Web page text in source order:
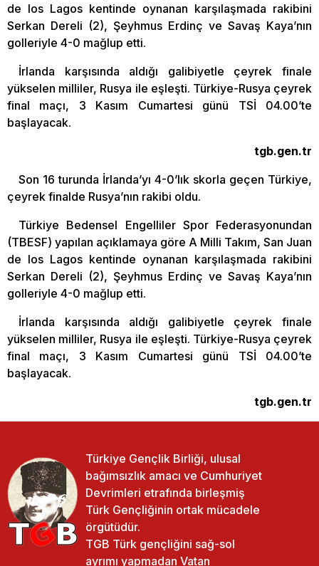
de los Lagos kentinde oynanan karşılaşmada rakibini
Serkan Dereli (2), Şeyhmus Erdinç ve Savaş Kaya’nın
golleriyle 4-0 mağlup etti.
İrlanda karşısında aldığı galibiyetle çeyrek finale
yükselen milliler, Rusya ile eşleşti. Türkiye-Rusya çeyrek
final maçı, 3 Kasım Cumartesi günü TSİ 04.00’te
başlayacak.
tgb.gen.tr
Son 16 turunda İrlanda’yı 4-0’lık skorla geçen Türkiye,
çeyrek finalde Rusya’nın rakibi oldu.
Türkiye Bedensel Engelliler Spor Federasyonundan
(TBESF) yapılan açıklamaya göre A Milli Takım, San Juan
de los Lagos kentinde oynanan karşılaşmada rakibini
Serkan Dereli (2), Şeyhmus Erdinç ve Savaş Kaya’nın
golleriyle 4-0 mağlup etti.
İrlanda karşısında aldığı galibiyetle çeyrek finale
yükselen milliler, Rusya ile eşleşti. Türkiye-Rusya çeyrek
final maçı, 3 Kasım Cumartesi günü TSİ 04.00’te
başlayacak.
tgb.gen.tr
Türkiye Gençlik Birliği, ulusal
bağımsızlık amacı ve Cumhuriyet
Devrimleri etrafında birleşmiş
Türk Gençliğinin ortak mücadele
örgütüdür.
TGB Türk gençliğini sağ-sol
ayrımı yapmadan Vatan